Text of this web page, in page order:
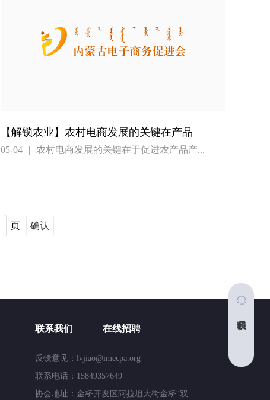
【解锁农业】农村电商发展的关键在产品
05-04 | 农村电商发展的关键在于促进农产品产...
页 确认
联系我们 在线招聘
反馈意见： lvjiao@imecpa.org
联系电话： 15849357649
协会地址： 金桥开发区阿拉坦大街金桥“双